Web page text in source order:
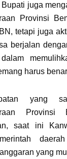
juga
Provinsi
tetapi juga
berjalan
dalam
harus
yang
saat ini
yang